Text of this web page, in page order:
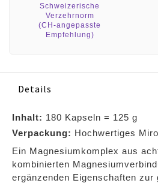
Schweizerische
Verzehrnorm
(CH‑angepasste
Empfehlung)
Details
Inhalt: 180 Kapseln = 125 g
Verpackung: Hochwertiges
Ein Magnesiumkomplex aus
kombinierten
ergänzenden Eigenschaften zur